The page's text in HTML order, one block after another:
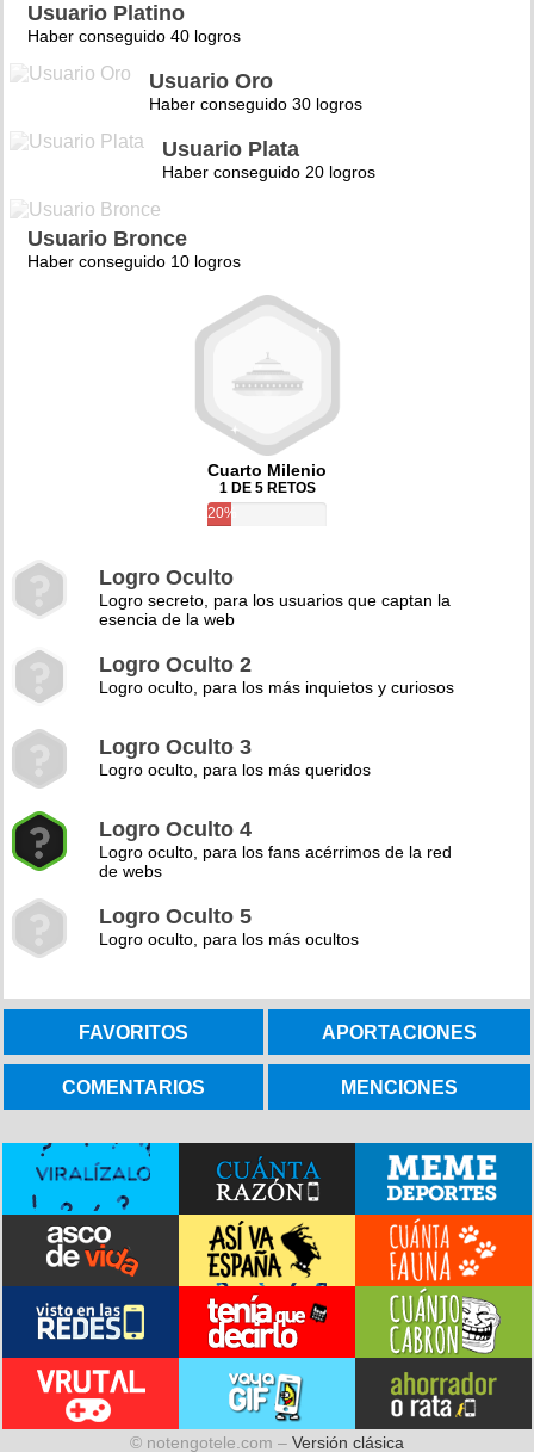
Usuario Platino
Haber conseguido 40 logros
Usuario Oro
Haber conseguido 30 logros
Usuario Plata
Haber conseguido 20 logros
Usuario Bronce
Haber conseguido 10 logros
Cuarto Milenio
1 DE 5 RETOS
20%
Logro Oculto
Logro secreto, para los usuarios que captan la
esencia de la web
Logro Oculto 2
Logro oculto, para los más inquietos y curiosos
Logro Oculto 3
Logro oculto, para los más queridos
Logro Oculto 4
Logro oculto, para los fans acérrimos de la red
de webs
Logro Oculto 5
Logro oculto, para los más ocultos
FAVORITOS APORTACIONES
COMENTARIOS MENCIONES
© notengotele.com – Versión clásica